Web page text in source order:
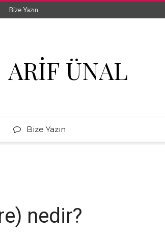
Bize Yazın
ARIF ÜNAL
Bize Yazın
nedir?